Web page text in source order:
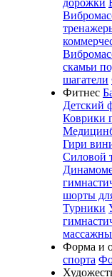
дорожки
скамьи
шагатели
Фитнес
Детский
Коврики
Гири
Силовой
шорты
Турники
Форма и
спорта